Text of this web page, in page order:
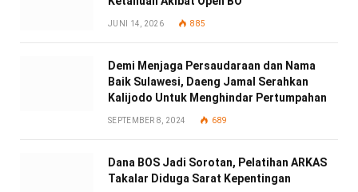
JUNI 14, 2026 885
Demi Menjaga Persaudaraan dan Nama
Baik Sulawesi, Daeng Jamal Serahkan
Kalijodo Untuk Menghindar Pertumpahan
SEPTEMBER 8, 2024 689
Dana BOS Jadi Sorotan, Pelatihan ARKAS
Takalar Diduga Sarat Kepentingan